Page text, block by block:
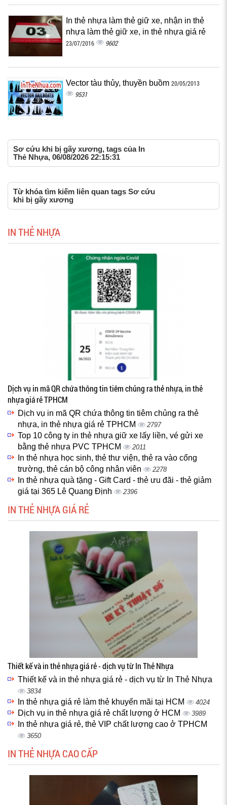
In thẻ nhựa làm thẻ giữ xe, nhận in thẻ
nhựa làm thẻ giữ xe, in thẻ nhựa giá rẻ
23/07/2016 9602
Vector tàu thủy, thuyền buồm 20/05/2013
9531
Sơ cứu khi bị gãy xương, tags của In
Thẻ Nhựa, 06/08/2026 22:15:31
Từ khóa tìm kiếm liên quan tags Sơ cứu
khi bị gãy xương
IN THẺ NHỰA
Dịch vụ in mã QR chứa thông tin tiêm chủng ra thẻ nhựa, in thẻ
nhựa giá rẻ TPHCM
Dịch vụ in mã QR chứa thông tin tiêm chủng ra thẻ
nhựa, in thẻ nhựa giá rẻ TPHCM
2797
Top 10 công ty in thẻ nhựa giữ xe lấy liền, vé gửi xe
bằng thẻ nhựa PVC TPHCM
2011
In thẻ nhựa học sinh, thẻ thư viện, thẻ ra vào cổng
trường, thẻ cán bộ công nhân viên
2278
In thẻ nhựa quà tặng - Gift Card - thẻ ưu đãi - thẻ giảm
giá tại 365 Lê Quang Định
2396
IN THẺ NHỰA GIÁ RẺ
Thiết kế và in thẻ nhựa giá rẻ - dịch vụ từ In Thẻ Nhựa
Thiết kế và in thẻ nhựa giá rẻ - dịch vụ từ In Thẻ Nhựa
3834
In thẻ nhựa giá rẻ làm thẻ khuyến mãi tại HCM 4024
Dịch vụ in thẻ nhựa giá rẻ chất lượng ở HCM 3989
In thẻ nhựa giá rẻ, thẻ VIP chất lượng cao ở TPHCM
3650
IN THẺ NHỰA CAO CẤP